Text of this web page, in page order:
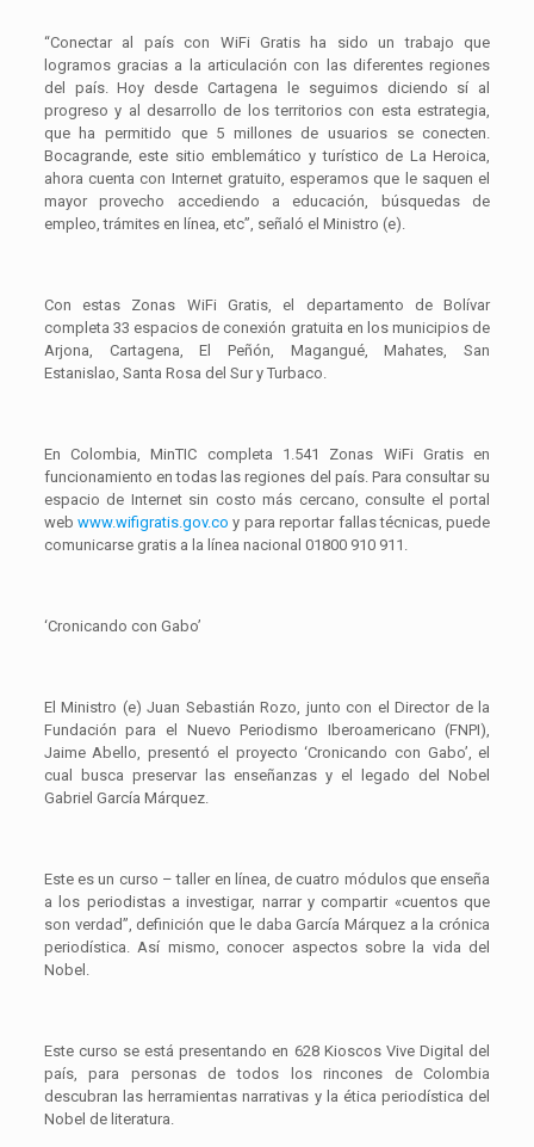
“Conectar al país con WiFi Gratis ha sido un trabajo que
logramos gracias a la articulación con las diferentes regiones
del país. Hoy desde Cartagena le seguimos diciendo sí al
progreso y al desarrollo de los territorios con esta estrategia,
que ha permitido que 5 millones de usuarios se conecten.
Bocagrande, este sitio emblemático y turístico de La Heroica,
ahora cuenta con Internet gratuito, esperamos que le saquen el
mayor provecho accediendo a educación, búsquedas de
empleo, trámites en línea, etc”, señaló el Ministro (e).
Con estas Zonas WiFi Gratis, el departamento de Bolívar
completa 33 espacios de conexión gratuita en los municipios de
Arjona, Cartagena, El Peñón, Magangué, Mahates, San
Estanislao, Santa Rosa del Sur y Turbaco.
En Colombia, MinTIC completa 1.541 Zonas WiFi Gratis en
funcionamiento en todas las regiones del país. Para consultar su
espacio de Internet sin costo más cercano, consulte el portal
webwww.wifigratis.gov.co y para reportar fallas técnicas, puede
comunicarse gratis a la línea nacional 01800 910 911.
‘Cronicando con Gabo’
El Ministro (e) Juan Sebastián Rozo, junto con el Director de la
Fundación para el Nuevo Periodismo Iberoamericano (FNPI),
Jaime Abello, presentó el proyecto ‘Cronicando con Gabo’, el
cual busca preservar las enseñanzas y el legado del Nobel
Gabriel García Márquez.
Este es un curso – taller en línea, de cuatro módulos que enseña
a los periodistas a investigar, narrar y compartir «cuentos que
son verdad”, definición que le daba García Márquez a la crónica
periodística. Así mismo, conocer aspectos sobre la vida del
Nobel.
Este curso se está presentando en 628 Kioscos Vive Digital del
país, para personas de todos los rincones de Colombia
descubran las herramientas narrativas y la ética periodística del
Nobel de literatura.